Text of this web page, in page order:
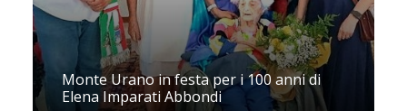
Monte Urano in festa per i 100 anni di
Elena Imparati Abbondi